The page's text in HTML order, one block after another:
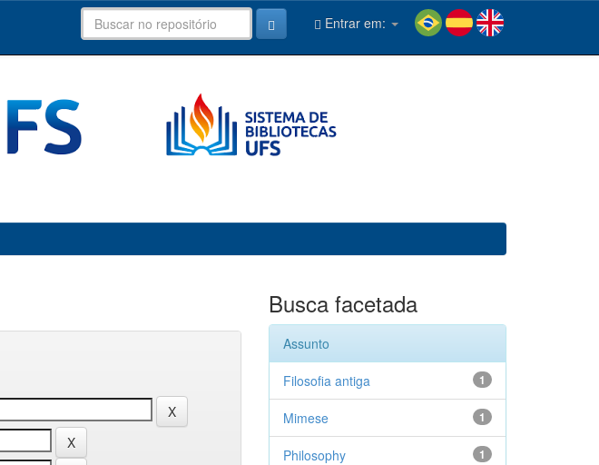
Entrar em:
Busca facetada
Assunto
1
Filosofia antiga
1
Mimese
1
Philosophy